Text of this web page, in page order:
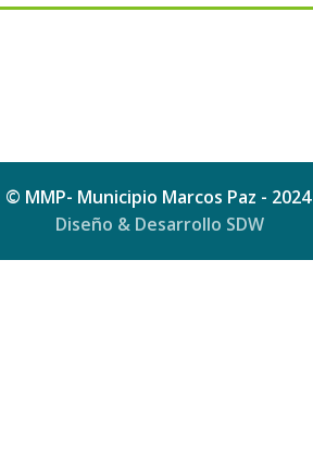
© MMP- Municipio Marcos Paz - 2024
Diseño & Desarrollo SDW